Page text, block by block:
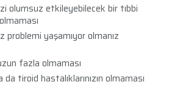
olumsuz etkileyebilecek bir tıbbi
problemi yaşamıyor olmanız
fazla olmaması
tiroid hastalıklarınızın olmaması